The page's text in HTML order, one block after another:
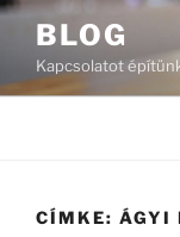
Tartalomhoz
BLOG
Kapcsolatot
CÍMKE: ÁGYI